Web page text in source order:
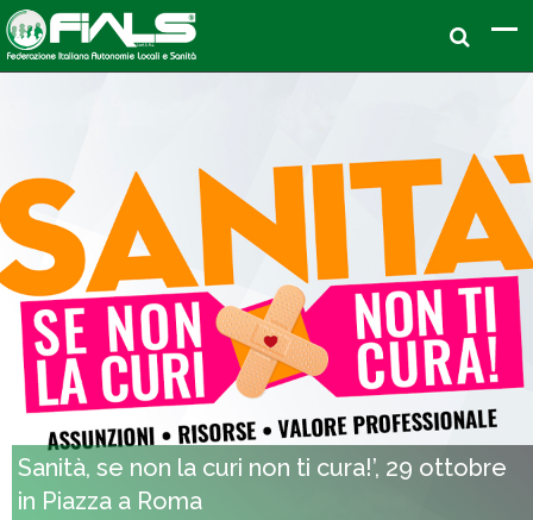
Sanità, se non la curi non ti cura!’, 29 ottobre
in Piazza a Roma